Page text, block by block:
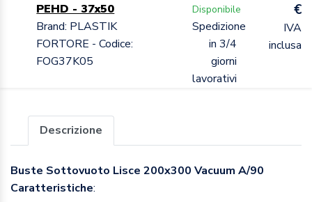
PEHD - 37x50
Brand: PLASTIK
FORTORE - Codice:
FOG37K05
Disponibile
Spedizione
in 3/4
giorni
lavorativi
€
IVA
inclusa
Descrizione
Buste Sottovuoto Lisce 200x300 Vacuum A/90
Caratteristiche: